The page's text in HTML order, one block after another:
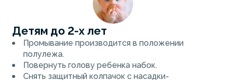
Детям до 2-х лет
Промывание производится в положении
полулежа.
Повернуть голову ребенка набок.
Снять защитный колпачок с насадки-